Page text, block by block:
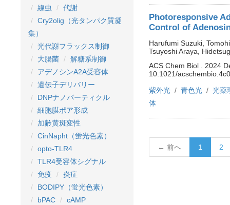
線虫
代謝
Cry2olig（光タンパク質凝
集）
光代謝フラックス制御
大腸菌
解糖系制御
アデノシンA2A受容体
遺伝子デリバリー
DNPナノパーティクル
細胞膜ポア形成
加齢黄斑変性
CinNapht（蛍光色素）
opto-TLR4
TLR4受容体シグナル
免疫
炎症
BODIPY（蛍光色素）
bPAC
cAMP
Photoresponsive
Control of
Harufumi Suzuki,
Tsuyoshi Araya,
ACS Chem Biol . 2024
10.1021/
紫外光
青色光
光薬
体
← 前へ 1 2